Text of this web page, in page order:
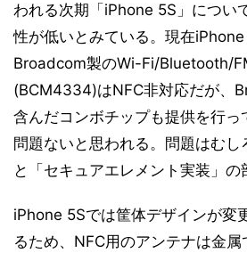
われる次期「iPhone 5S」につい
性が低いとみている。現在
Broadcom製のWi-Fi/Bluetooth/
(BCM4334)はNFC非対応だが、
含んだコンボチップも提供を行っ
問題ないと思われる。問題はむし
と「セキュアエレメント実装」の
iPhone 5Sでは筐体デザインが変
るため、NFC用のアンテナは金